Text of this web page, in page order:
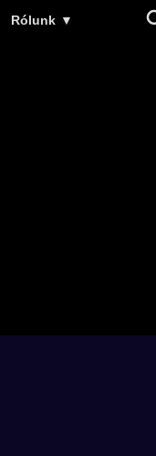
Rólunk ▼